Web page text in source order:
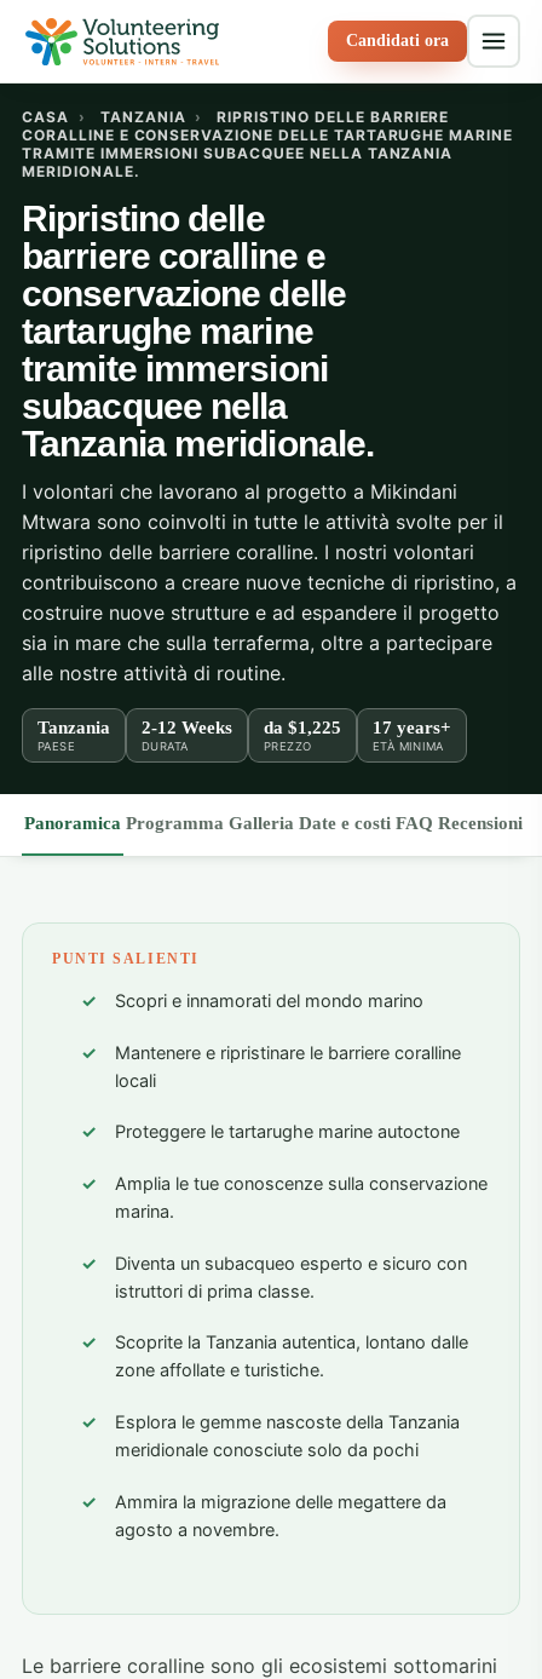
Candidati ora
CASA › TANZANIA ›
RIPRISTINO DELLE BARRIERE
CORALLINE E CONSERVAZIONE DELLE TARTARUGHE MARINE
TRAMITE IMMERSIONI SUBACQUEE NELLA TANZANIA
MERIDIONALE.
Ripristino delle
barriere coralline e
conservazione delle
tartarughe marine
tramite immersioni
subacquee nella
Tanzania meridionale.
I volontari che lavorano al progetto a Mikindani
Mtwara sono coinvolti in tutte le attività svolte per il
ripristino delle barriere coralline. I nostri volontari
contribuiscono a creare nuove tecniche di ripristino, a
costruire nuove strutture e ad espandere il progetto
sia in mare che sulla terraferma, oltre a partecipare
alle nostre attività di routine.
Tanzania
PAESE
2-12 Weeks
DURATA
da $1,225
PREZZO
17 years+
ETÀ MINIMA
Panoramica Programma Galleria Date e costi FAQ Recensioni
PUNTI SALIENTI
Scopri e innamorati del mondo marino
Mantenere e ripristinare le barriere coralline
locali
Proteggere le tartarughe marine autoctone
Amplia le tue conoscenze sulla conservazione
marina.
Diventa un subacqueo esperto e sicuro con
istruttori di prima classe.
Scoprite la Tanzania autentica, lontano dalle
zone affollate e turistiche.
Esplora le gemme nascoste della Tanzania
meridionale conosciute solo da pochi
Ammira la migrazione delle megattere da
agosto a novembre.
Le barriere coralline sono gli ecosistemi sottomarini